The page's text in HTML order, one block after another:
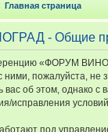
Главная страница
- Общие
«ФОРУМ
ними, пожалуйста,
вас об этом, однако
исправления
под